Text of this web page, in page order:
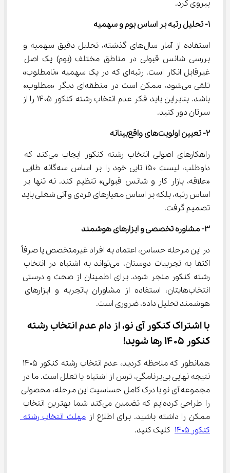
پیروی کرد.
۱- تحلیل رتبه بر اساس بوم و سهمیه
استفاده از آمار سال‌های گذشته، تحلیل دقیق سهمیه و
بررسی شانس قبولی در مناطق مختلف (بوم) یک اصل
غیرقابل انکار است. رتبه‌ای که در یک سهمیه «نامطلوب»
تلقی می‌شود، ممکن است در منطقه‌ای دیگر «مطلوب»
باشد. بنابراین باید فکر عدم انتخاب رشته کنکور ۱۴۰۵ را از
سرتان دور کنید.
۲- تعیین اولویت‌های واقع‌بینانه
راهکارهای اصولی انتخاب رشته کنکور ایجاب می‌کند که
داوطلب، لیست ۱۵۰ تایی خود را بر اساس سه‌گانه طلایی
«علاقه، بازار کار و شانس قبولی» تنظیم کند. نه تنها بر
اساس رتبه، بلکه بر اساس معیارهای فردی و آتی شغلی باید
تصمیم گرفت.
۳- مشاوره تخصصی و ابزارهای هوشمند
در این مرحله حساس، اعتماد به افراد غیرمتخصص یا صرفاً
اکتفا به تجربیات دوستان، می‌تواند به اشتباه در انتخاب
رشته کنکور منجر شود. برای اطمینان از صحت و درستی
انتخاب‌هایتان، استفاده از مشاوران باتجربه و ابزارهای
هوشمند تحلیل داده، ضروری است.
با اشتراک کنکور آی نو، از دام عدم انتخاب رشته
کنکور ۱۴۰۵ رها شوید!
نتیجه نهایی بی‌برنامگی، ترس از اشتباه یا تعلل است. ما در
مجموعه آی نو با درک کامل حساسیت این مرحله، محصولی
را طراحی کرده‌ایم که تضمین می‌کند شما بهترین انتخاب
ممکن را داشته باشید. برای اطلاع از مهلت انتخاب رشته
کنکور ۱۴۰۵
کلیک کنید.